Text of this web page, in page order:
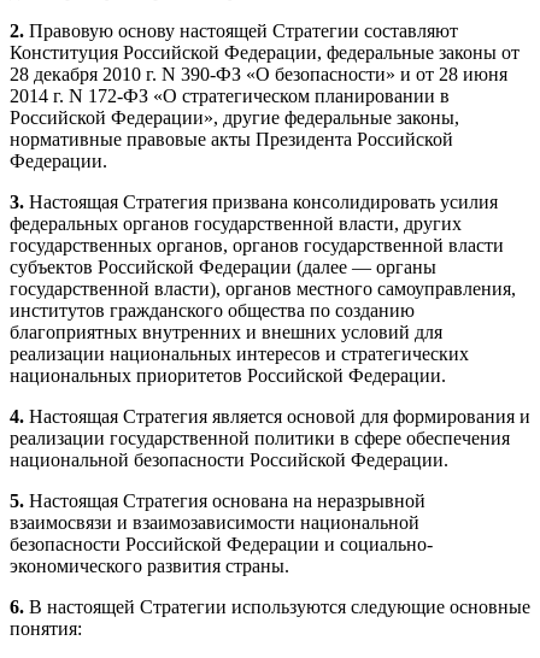
2. Правовую основу настоящей Стратегии составляют
Конституция Российской Федерации, федеральные законы от
28 декабря 2010 г. N 390-ФЗ «О безопасности» и от 28 июня
2014 г. N 172-ФЗ «О стратегическом планировании в
Российской Федерации», другие федеральные законы,
нормативные правовые акты Президента Российской
Федерации.
3. Настоящая Стратегия призвана консолидировать усилия
федеральных органов государственной власти, других
государственных органов, органов государственной власти
субъектов Российской Федерации (далее — органы
государственной власти), органов местного самоуправления,
институтов гражданского общества по созданию
благоприятных внутренних и внешних условий для
реализации национальных интересов и стратегических
национальных приоритетов Российской Федерации.
4. Настоящая Стратегия является основой для формирования и
реализации государственной политики в сфере обеспечения
национальной безопасности Российской Федерации.
5. Настоящая Стратегия основана на неразрывной
взаимосвязи и взаимозависимости национальной
безопасности Российской Федерации и социально-
экономического развития страны.
6. В настоящей Стратегии используются следующие основные
понятия: